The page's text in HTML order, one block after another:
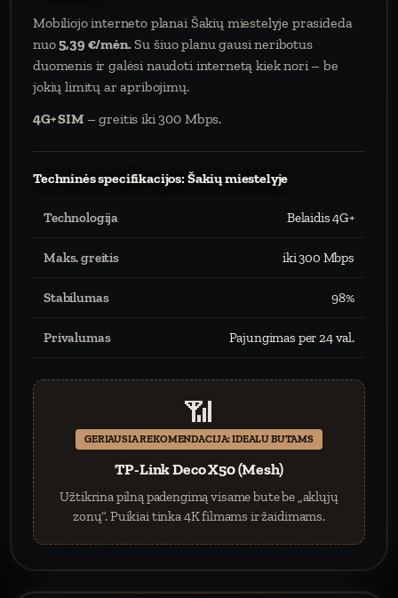
Mobiliojo interneto planai Šakių miestelyje prasideda
nuo5,39 €/mėn. Su šiuo planu gausi neribotus
duomenis ir galėsi naudoti internetą kiek nori – be
jokių limitų ar apribojimų.
4G+ SIM– greitis iki 300 Mbps.
Techninės specifikacijos: Šakių miestelyje
Technologija Belaidis 4G+
Maks. greitis iki 300 Mbps
Stabilumas 98%
Privalumas Pajungimas per 24 val.
📶
GERIAUSIA REKOMENDACIJA: IDEALU BUTAMS
TP-Link Deco X50 (Mesh)
Užtikrina pilną padengimą visame bute be „aklųjų
zonų“. Puikiai tinka 4K filmams ir žaidimams.